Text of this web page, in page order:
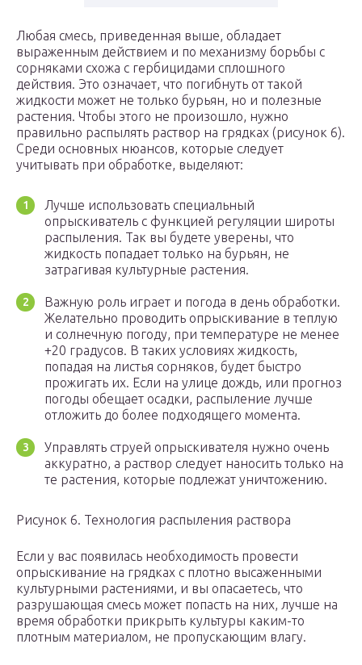
Любая смесь, приведенная выше, обладает
выраженным действием и по механизму борьбы с
сорняками схожа с гербицидами сплошного
действия. Это означает, что погибнуть от такой
жидкости может не только бурьян, но и полезные
растения. Чтобы этого не произошло, нужно
правильно распылять раствор на грядках (рисунок 6).
Среди основных нюансов, которые следует
учитывать при обработке, выделяют:
Лучше использовать специальный
опрыскиватель с функцией регуляции широты
распыления. Так вы будете уверены, что
жидкость попадает только на бурьян, не
затрагивая культурные растения.
Важную роль играет и погода в день обработки.
Желательно проводить опрыскивание в теплую
и солнечную погоду, при температуре не менее
+20 градусов. В таких условиях жидкость,
попадая на листья сорняков, будет быстро
прожигать их. Если на улице дождь, или прогноз
погоды обещает осадки, распыление лучше
отложить до более подходящего момента.
Управлять струей опрыскивателя нужно очень
аккуратно, а раствор следует наносить только на
те растения, которые подлежат уничтожению.
Рисунок 6. Технология распыления раствора
Если у вас появилась необходимость провести
опрыскивание на грядках с плотно высаженными
культурными растениями, и вы опасаетесь, что
разрушающая смесь может попасть на них, лучше на
время обработки прикрыть культуры каким-то
плотным материалом, не пропускающим влагу.